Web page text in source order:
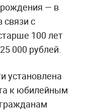
— в
связи с
100 лет
000 рублей.
установлена
к юбилейным